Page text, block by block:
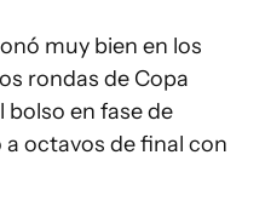
muy bien en los
rondas de Copa
en fase de
octavos de final con